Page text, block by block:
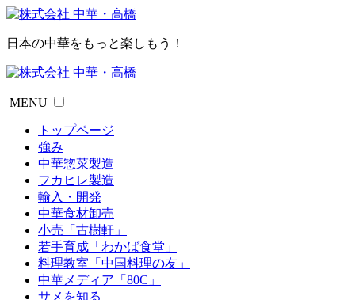
日本の中華をもっと楽しもう！
MENU
トップページ
強み
中華惣菜製造
フカヒレ製造
輸入・開発
中華食材卸売
小売「古樹軒」
若手育成「わかば食堂」
料理教室「中国料理の友」
中華メディア「80C」
サメを知る